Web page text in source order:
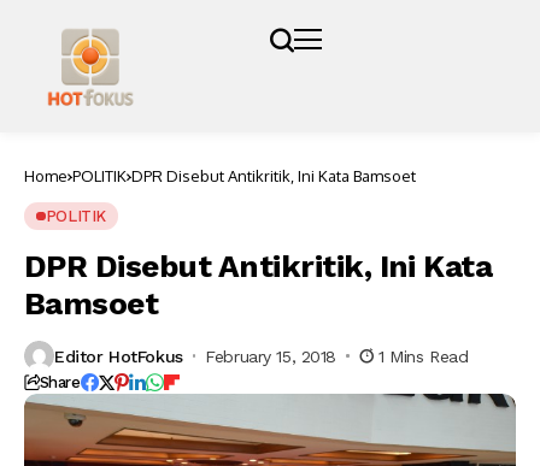
Home POLITIK DPR Disebut Antikritik, Ini Kata Bamsoet
POLITIK
DPR Disebut Antikritik, Ini Kata
Bamsoet
Editor HotFokus February 15, 2018 1 Mins Read
Share